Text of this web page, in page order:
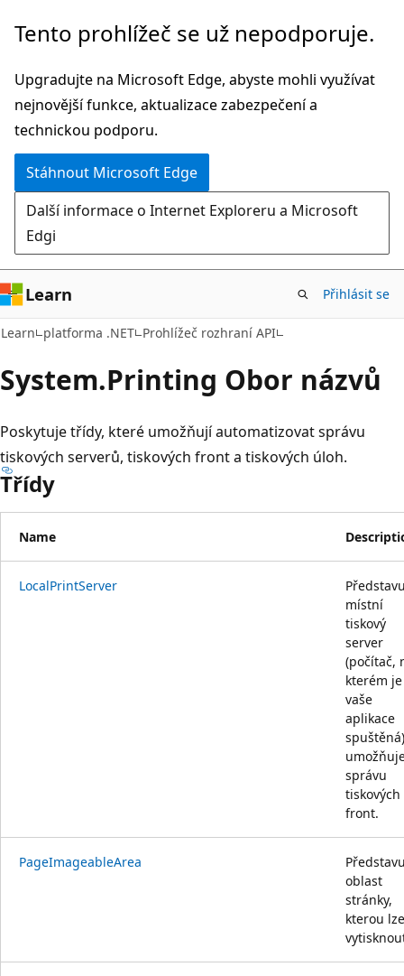
Přeskočit
hlavní
obsah
Přeskočit
navigaci
na
stránce
Tento prohlížeč se už nepodporuje.
Upgradujte na Microsoft Edge, abyste mohli využívat
nejnovější funkce, aktualizace zabezpečení a
technickou podporu.
Stáhnout Microsoft Edge
Další informace o Internet Exploreru a Microsoft
Edgi
Learn Přihlásit se
Learn platforma .NET Prohlížeč rozhraní API
System.Printing Obor názvů
Poskytuje třídy, které umožňují automatizovat správu
tiskových serverů, tiskových front a tiskových úloh.
Třídy
Name
LocalPrintServer
místní
tiskový
server
(počítač,
kterém je
vaše
aplikace
správu
tiskových
front.
PageImageableArea
oblast
stránky,
kterou lze